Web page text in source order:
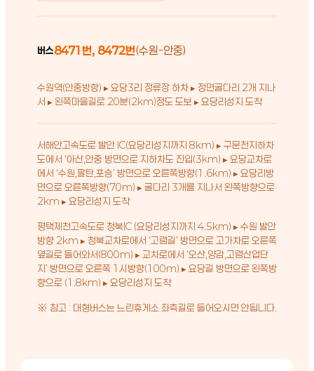
버스8471번, 8472번(수원-안중)
수원역(안중방향) ▸ 요당3리 정류장 하차 ▸ 정면굴다리 2개 지나
서 ▸ 왼쪽마을길로 20분(2km)정도 도보 ▸ 요당리성지 도착
서해안고속도로 발안 IC(요당리성지까지 8km) ▸ 구문천지하차
도에서 ‘아산,안중 방면으로 지하차도 진입(3km) ▸ 요당교차로
에서 ‘수원,팔탄,포승’ 방면으로 오른쪽방향(1.6km) ▸ 요당리방
면으로 오른쪽방향(70m) ▸ 굴다리 3개를 지나서 왼쪽방향으로
2km ▸ 요당리성지 도착
평택제천고속도로 청북IC (요당리성지까지 4.5km) ▸ 수원 발안
방향 2km ▸ 청북교차로에서 ‘고렴길’ 방면으로 고가차로 오른쪽
옆길로 들어와서(800m) ▸ 교차로에서 ‘오산,양감,고렴산업단
지’ 방면으로 오른쪽 1시방향(100m) ▸ 요당길 방면으로 왼쪽방
향으로 (1.8km) ▸ 요당리성지 도착
※ 참고 : 대형버스는 느린휴게소 좌측길로 들어오시면 안됩니다.